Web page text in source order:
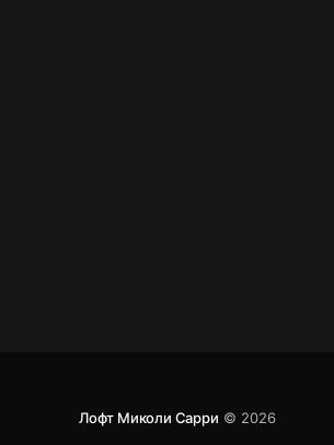
Лофт Миколи Сарри © 2026